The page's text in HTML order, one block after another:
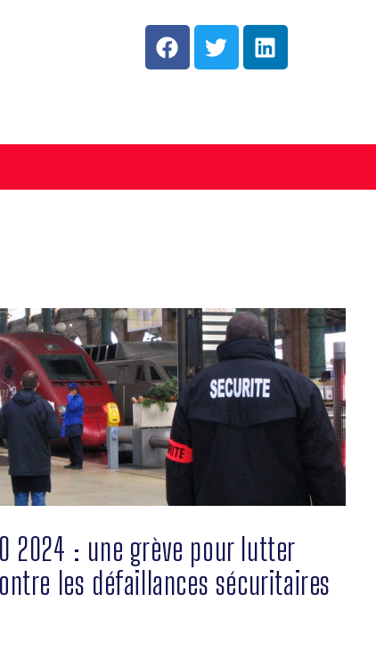
2024 : une grève pour lutter
les défaillances sécuritaires